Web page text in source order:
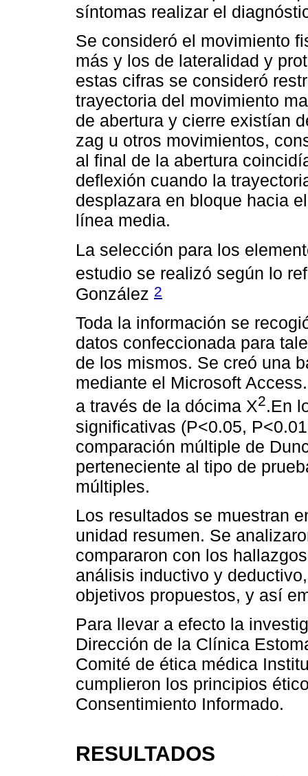
síntomas realizar el
Se consideró el movimiento
más y los de lateralidad y
estas cifras se consideró
trayectoria del movimiento
de abertura y cierre existían
zag u otros movimientos,
al final de la abertura
deflexión cuando la
desplazara en bloque hacia
línea media.
La selección para los
estudio se realizó según lo
González 2
Toda la información se
datos confeccionada para
de los mismos. Se creó una
mediante el Microsoft
a través de la dócima X2.En
significativas (P<0.05,
comparación múltiple de
perteneciente al tipo de
múltiples.
Los resultados se muestran
unidad resumen. Se
compararon con los
análisis inductivo y
objetivos propuestos, y así
Para llevar a efecto la
Dirección de la Clínica
Comité de ética médica
cumplieron los principios
Consentimiento Informado.
RESULTADOS